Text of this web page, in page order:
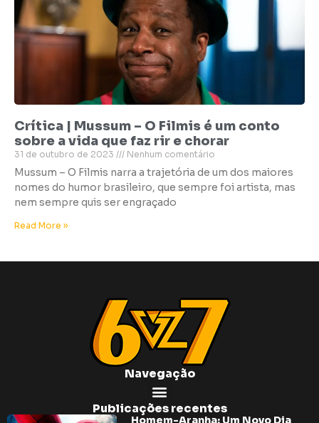
Crítica | Mussum – O Filmis é um conto
sobre a vida que faz rir e chorar
31 de outubro de 2023 Nenhum comentário
Mussum – O Filmis narra a trajetória de um dos maiores
nomes do humor brasileiro, que sempre foi artista, mas
nem sempre quis ser engraçado
Read More »
Navegação
Publicações recentes
Homem-Aranha: Um Novo Dia